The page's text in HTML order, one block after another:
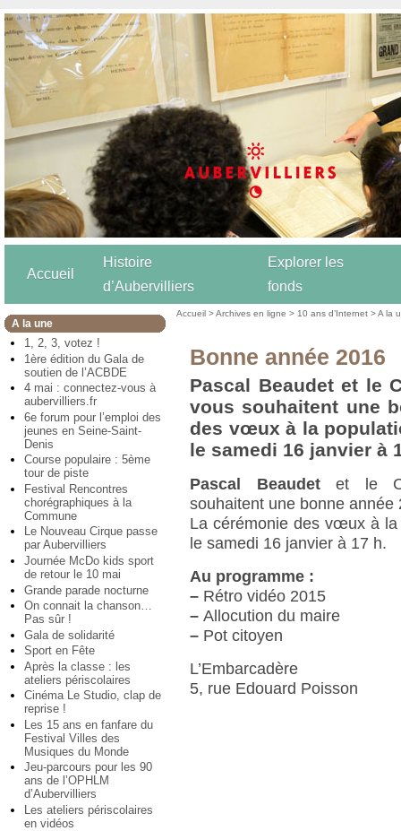
Accueil
Histoire
d’Aubervilliers
Explorer les
fonds
A la une
1, 2, 3, votez !
1ère édition du Gala de
soutien de l’ACBDE
4 mai : connectez-vous à
aubervilliers.fr
6e forum pour l’emploi des
jeunes en Seine-Saint-
Denis
Course populaire : 5ème
tour de piste
Festival Rencontres
chorégraphiques à la
Commune
Le Nouveau Cirque passe
par Aubervilliers
Journée McDo kids sport
de retour le 10 mai
Grande parade nocturne
On connait la chanson…
Pas sûr !
Gala de solidarité
Sport en Fête
Après la classe : les
ateliers périscolaires
Cinéma Le Studio, clap de
reprise !
Les 15 ans en fanfare du
Festival Villes des
Musiques du Monde
Jeu-parcours pour les 90
ans de l’OPHLM
d’Aubervilliers
Les ateliers périscolaires
en vidéos
Accueil >Archives en ligne > 10 ans d’Internet >A la
Bonne année 2016
Pascal Beaudet et le
vous souhaitent une
des vœux à la
le samedi 16 janvier à
Pascal Beaudetet le
souhaitent une bonne année
La cérémonie des vœux à la
le samedi 16 janvier à 17 h.
Au programme :
– Rétro vidéo 2015
– Allocution du maire
– Pot citoyen
L’Embarcadère
5, rue Edouard Poisson